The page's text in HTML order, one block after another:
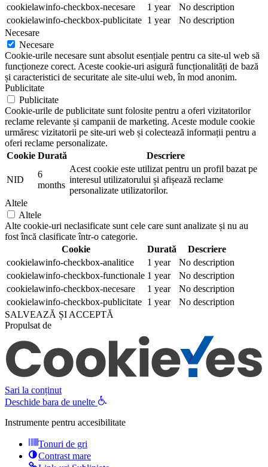
cookielawinfo-checkbox-necesare
1 year
No description
cookielawinfo-checkbox-publicitate 1 year
No description
Necesare
Necesare
Cookie-urile necesare sunt absolut esențiale pentru ca site-ul web să
funcționeze corect. Aceste cookie-uri asigură funcționalități de bază
și caracteristici de securitate ale site-ului web, în mod anonim.
Publicitate
Publicitate
Cookie-urile de publicitate sunt folosite pentru a oferi vizitatorilor
reclame relevante și campanii de marketing. Aceste module cookie
urmăresc vizitatorii pe site-uri web și colectează informații pentru a
oferi reclame personalizate.
Cookie Durată Descriere
NID
6
months
Acest cookie este utilizat pentru un profil bazat pe
interesul utilizatorului și afișează reclame
personalizate utilizatorilor.
Altele
Altele
Alte cookie-uri neclasificate sunt cele care sunt analizate și nu au
fost încă clasificate într-o categorie.
Cookie
Durată
Descriere
cookielawinfo-checkbox-analitice
1 year
No description
cookielawinfo-checkbox-functionale 1 year
No description
cookielawinfo-checkbox-necesare
1 year
No description
cookielawinfo-checkbox-publicitate 1 year
No description
SALVEAZĂ ȘI ACCEPTĂ
Propulsat de
Sari la conținut
Deschide bara de unelte
Instrumente pentru accesibilitate
Tonuri de gri
Contrast mare